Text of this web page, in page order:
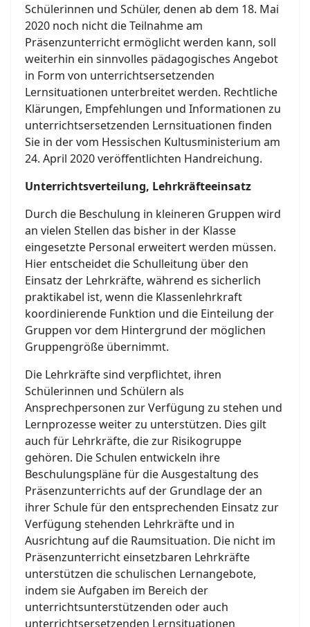
Schülerinnen und Schüler, denen ab dem 18. Mai
2020 noch nicht die Teilnahme am
Präsenzunterricht ermöglicht werden kann, soll
weiterhin ein sinnvolles pädagogisches Angebot
in Form von unterrichtsersetzenden
Lernsituationen unterbreitet werden. Rechtliche
Klärungen, Empfehlungen und Informationen zu
unterrichtsersetzenden Lernsituationen finden
Sie in der vom Hessischen Kultusministerium am
24. April 2020 veröffentlichten Handreichung.
Unterrichtsverteilung, Lehrkräfteeinsatz
Durch die Beschulung in kleineren Gruppen wird
an vielen Stellen das bisher in der Klasse
eingesetzte Personal erweitert werden müssen.
Hier entscheidet die Schulleitung über den
Einsatz der Lehrkräfte, während es sicherlich
praktikabel ist, wenn die Klassenlehrkraft
koordinierende Funktion und die Einteilung der
Gruppen vor dem Hintergrund der möglichen
Gruppengröße übernimmt.
Die Lehrkräfte sind verpflichtet, ihren
Schülerinnen und Schülern als
Ansprechpersonen zur Verfügung zu stehen und
Lernprozesse weiter zu unterstützen. Dies gilt
auch für Lehrkräfte, die zur Risikogruppe
gehören. Die Schulen entwickeln ihre
Beschulungspläne für die Ausgestaltung des
Präsenzunterrichts auf der Grundlage der an
ihrer Schule für den entsprechenden Einsatz zur
Verfügung stehenden Lehrkräfte und in
Ausrichtung auf die Raumsituation. Die nicht im
Präsenzunterricht einsetzbaren Lehrkräfte
unterstützen die schulischen Lernangebote,
indem sie Aufgaben im Bereich der
unterrichtsunterstützenden oder auch
unterrichtsersetzenden Lernsituationen